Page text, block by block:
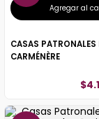
Agregar al
CASAS PATRONALES
CARMÉNÈRE
$4.